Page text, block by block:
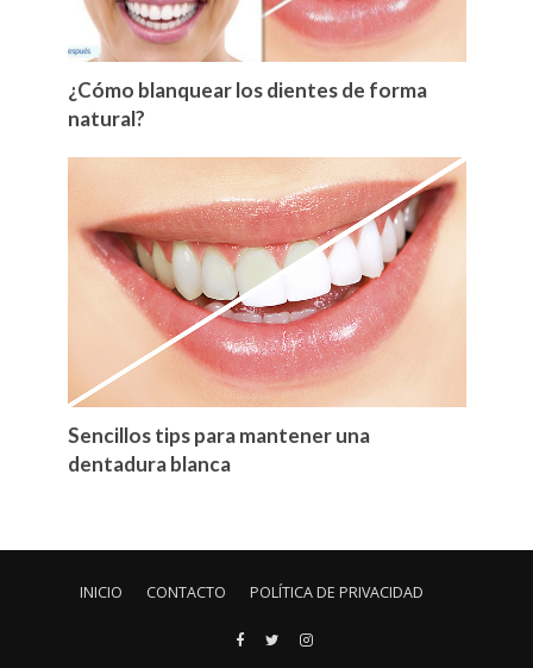
¿Cómo blanquear los dientes de forma
natural?
Sencillos tips para mantener una
dentadura blanca
INICIO CONTACTO POLÍTICA DE PRIVACIDAD